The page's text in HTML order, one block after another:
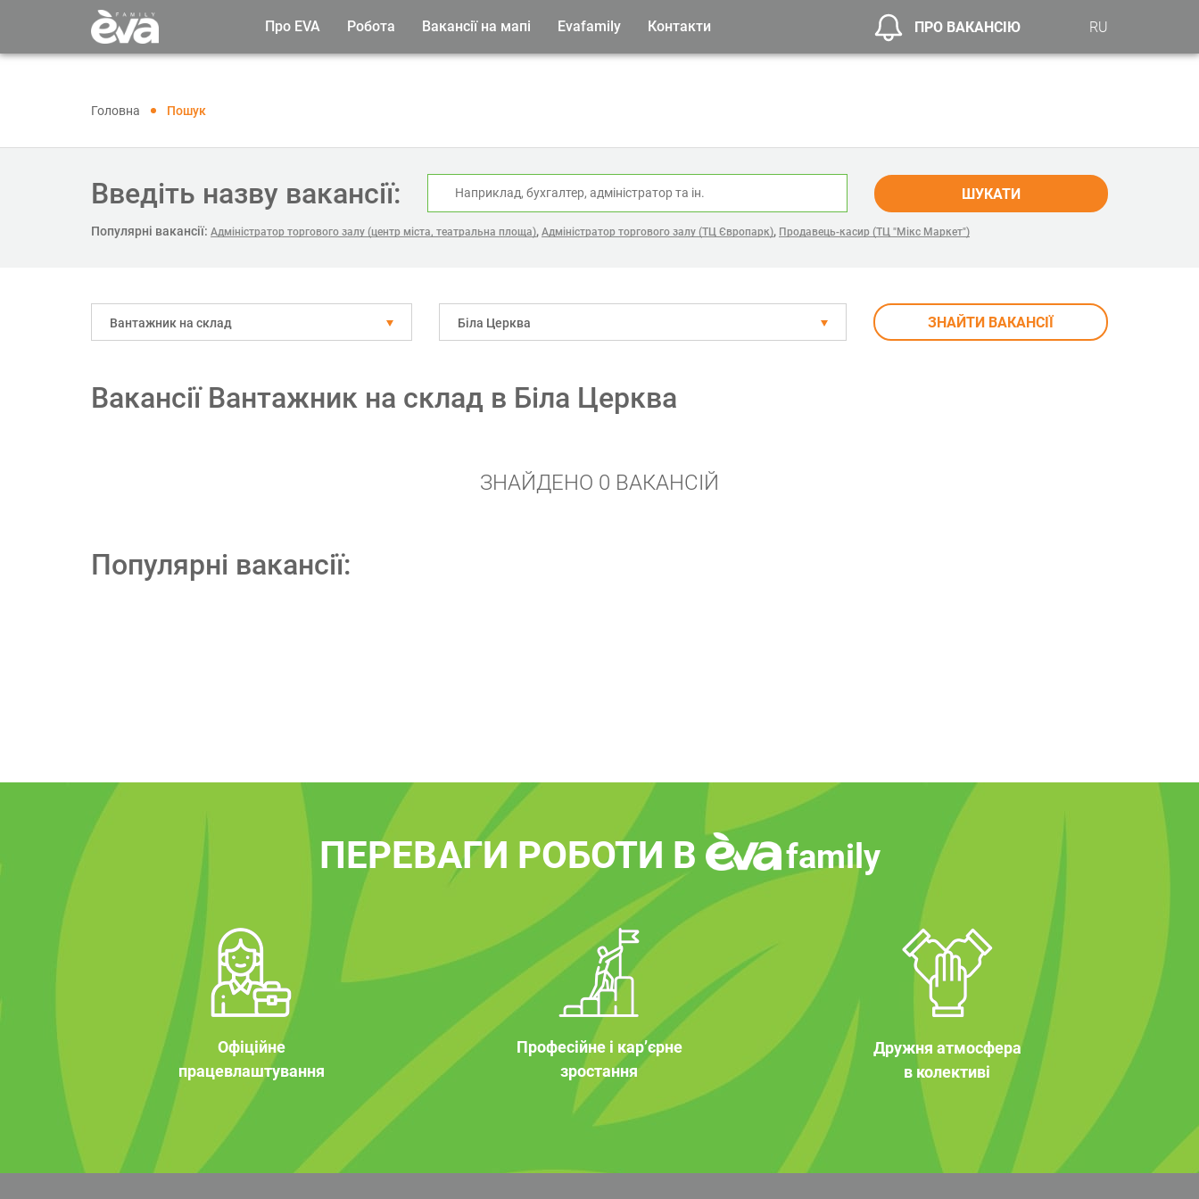
Про EVA Робота Вакансії на мапі Evafamily Контакти ПРО ВАКАНСІЮ RU
Головна Пошук
Введіть назву вакансії: ШУКАТИ
Популярні вакансії: Адміністратор торгового залу (центр міста, театральна площа), Адміністратор торгового залу (ТЦ Європарк), Продавець-касир (ТЦ "Мікс Маркет")
Вантажник на склад Біла Церква ЗНАЙТИ ВАКАНСІЇ
Вакансії Вантажник на склад в Біла Церква
ЗНАЙДЕНО 0 ВАКАНСІЙ
Популярні вакансії:
ПЕРЕВАГИ РОБОТИ В family
Офіційне
працевлаштування
Професійне і кар’єрне
зростання
Дружня атмосфера
в колективі